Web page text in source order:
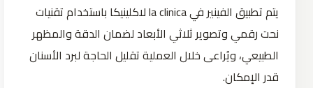
يتم تطبيق الفينير في la clinica لاكلينيكا باستخدام تقنيات
نحت رقمي وتصوير ثلاثي الأبعاد لضمان الدقة والمظهر
الطبيعي، ويُراعى خلال العملية تقليل الحاجة لبرد الأسنان
قدر الإمكان.